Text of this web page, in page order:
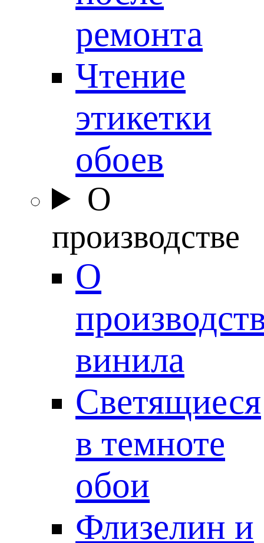
ремонта
Чтение
этикетки
обоев
О
производстве
О
винила
Светящиеся
в темноте
обои
Флизелин и